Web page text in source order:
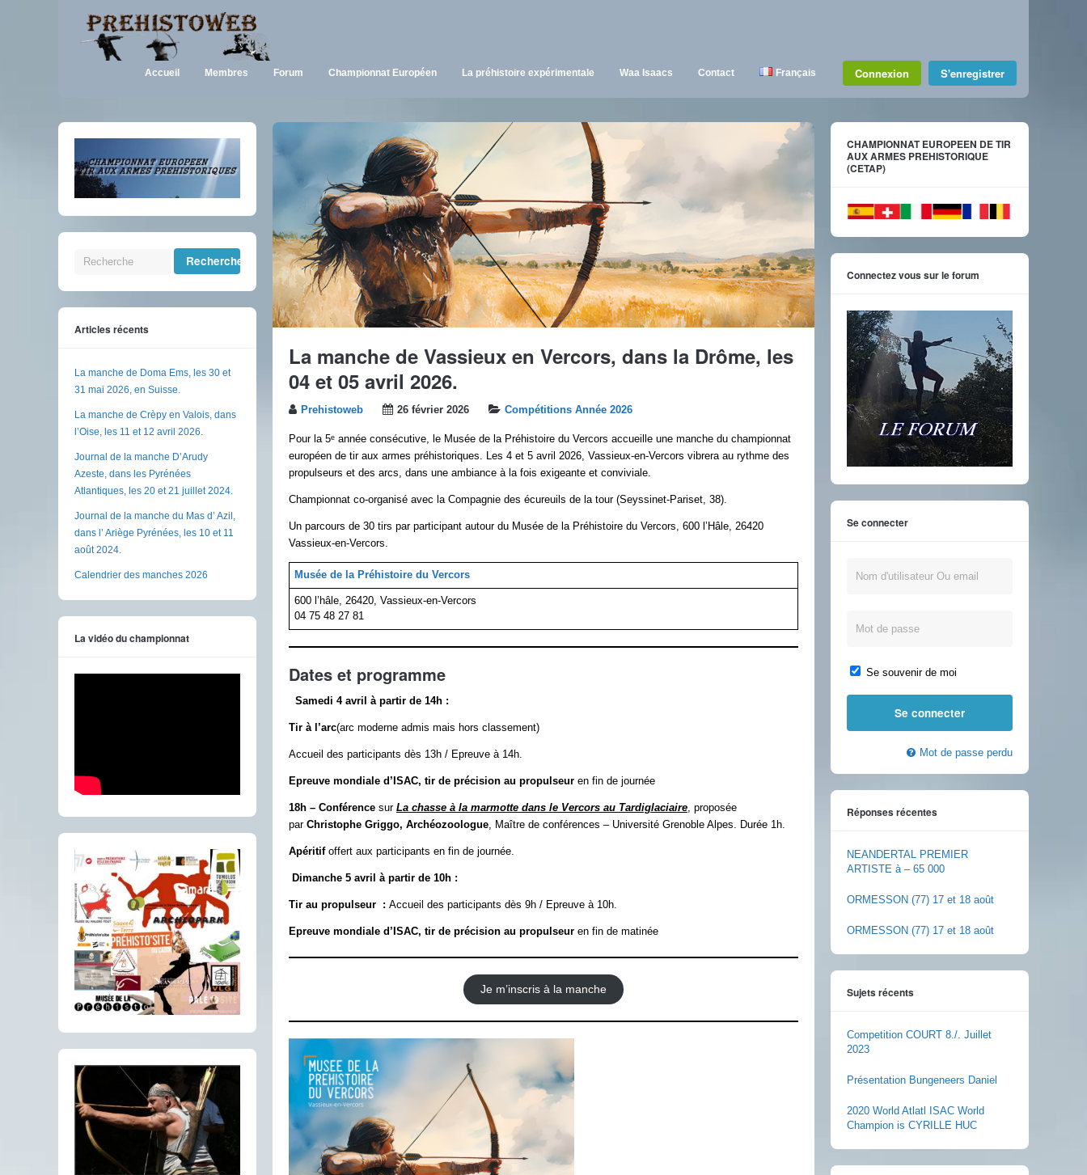
Accueil Membres Forum Championnat Européen La préhistoire expérimentale Waa Isaacs Contact Français Connexion S'enregistrer
La manche de Vassieux en Vercors, dans la Drôme, les
04 et 05 avril 2026.
Prehistoweb 26 février 2026 Compétitions Année 2026
Pour la 5ᵉ année consécutive, le Musée de la Préhistoire du Vercors accueille une manche du championnat
européen de tir aux armes préhistoriques. Les 4 et 5 avril 2026, Vassieux-en-Vercors vibrera au rythme des
propulseurs et des arcs, dans une ambiance à la fois exigeante et conviviale.
Championnat co-organisé avec la Compagnie des écureuils de la tour (Seyssinet-Pariset, 38).
Un parcours de 30 tirs par participant autour du Musée de la Préhistoire du Vercors, 600 l’Hâle, 26420
Vassieux-en-Vercors.
Musée de la Préhistoire du Vercors
600 l’hâle, 26420, Vassieux-en-Vercors
04 75 48 27 81
Dates et programme
Samedi 4 avril à partir de 14h :
Tir à l’arc(arc moderne admis mais hors classement)
Accueil des participants dès 13h / Epreuve à 14h.
Epreuve mondiale d’ISAC, tir de précision au propulseur en fin de journée
18h – Conférence sur La chasse à la marmotte dans le Vercors au Tardiglaciaire, proposée
par Christophe Griggo, Archéozoologue, Maître de conférences – Université Grenoble Alpes. Durée 1h.
Apéritifoffert aux participants en fin de journée.
Dimanche 5 avril à partir de 10h :
Tir au propulseur : Accueil des participants dès 9h / Epreuve à 10h.
Epreuve mondiale d’ISAC, tir de précision au propulseur en fin de matinée
Je m’inscris à la manche
Articles récents
La manche de Doma Ems, les 30 et
31 mai 2026, en Suisse.
La manche de Crèpy en Valois, dans
l’Oise, les 11 et 12 avril 2026.
Journal de la manche D’Arudy
Azeste, dans les Pyrénées
Atlantiques, les 20 et 21 juillet 2024.
Journal de la manche du Mas d’ Azil,
dans l’ Ariège Pyrénées, les 10 et 11
août 2024.
Calendrier des manches 2026
La vidéo du championnat
CHAMPIONNAT EUROPEEN DE TIR
AUX ARMES PREHISTORIQUE
(CETAP)
Connectez vous sur le forum
Se connecter
Se souvenir de moi
Mot de passe perdu
Réponses récentes
NEANDERTAL PREMIER
ARTISTE à – 65 000
ORMESSON (77) 17 et 18 août
ORMESSON (77) 17 et 18 août
Sujets récents
Competition COURT 8./. Juillet
2023
Présentation Bungeneers Daniel
2020 World Atlatl ISAC World
Champion is CYRILLE HUC